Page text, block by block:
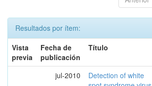
Resultados por ítem:
Vista
previa
Fecha de
publicación
Título
jul-2010
Detection of white